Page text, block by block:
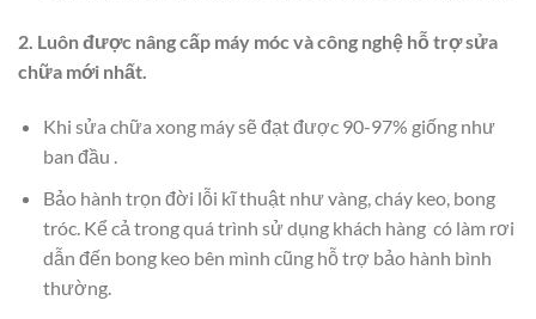
2. Luôn được nâng cấp máy móc và công nghệ hỗ trợ sửa
chữa mới nhất.
Khi sửa chữa xong máy sẽ đạt được 90-97% giống như
ban đầu .
Bảo hành trọn đời lỗi kĩ thuật như vàng, cháy keo, bong
tróc. Kể cả trong quá trình sử dụng khách hàng có làm rơi
dẫn đến bong keo bên mình cũng hỗ trợ bảo hành bình
thường.